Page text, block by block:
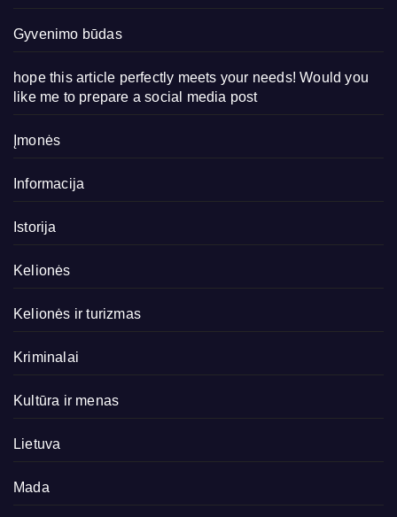
Gyvenimo būdas
hope this article perfectly meets your needs! Would you
like me to prepare a social media post
Įmonės
Informacija
Istorija
Kelionės
Kelionės ir turizmas
Kriminalai
Kultūra ir menas
Lietuva
Mada